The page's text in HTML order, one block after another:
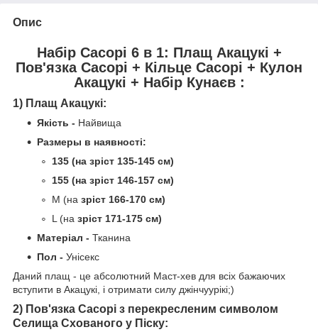
Опис
Набір Сасорі 6 в 1: Плащ Акацукі +
Пов'язка Сасорі + Кільце Сасорі + Кулон
Акацукі + Набір Кунаєв :
1) Плащ Акацукі:
Якість - Найвища
Размеры в наявності:
135 (на зріст 135-145 см)
155 (на зріст 146-157 см)
M (на зріст 166-170 см)
L (на зріст 171-175 см)
Матеріал - Тканина
Пол - Унісекс
Даний плащ - це абсолютний Маст-хев для всіх бажаючих
вступити в Акацукі, і отримати силу джінчуурікі;)
2) Пов'язка Сасорі з перекресленим символом
Селища Схованого у Піску: